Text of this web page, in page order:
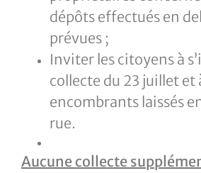
dépôts effectués en
prévues ;
Inviter les citoyens à
collecte du 23 juillet et
encombrants laissés
rue.
Aucune collecte